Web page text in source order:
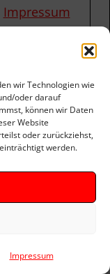
wir Technologien wie
oder darauf
können wir Daten
Website
oder zurückziehst,
werden.
Impressum
Impressum